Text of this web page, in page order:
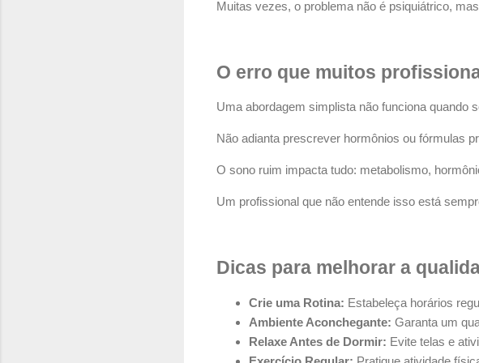
Muitas vezes, o problema não é psiquiátrico,
O erro que muitos
Uma abordagem simplista não funciona quando
Não adianta prescrever hormônios ou fórmulas
O sono ruim impacta tudo: metabolismo,
Um profissional que não entende isso está
Dicas para melhorar a
Crie uma Rotina: Estabeleça horários
Ambiente Aconchegante: Garanta um
Relaxe Antes de Dormir: Evite telas e